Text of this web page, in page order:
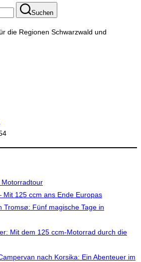
Suchen
die Regionen Schwarzwald und
Motorradtour
Mit 125 ccm ans Ende Europas
Tromsø: Fünf magische Tage in
Mit dem 125 ccm-Motorrad durch die
nach Korsika: Ein Abenteuer im